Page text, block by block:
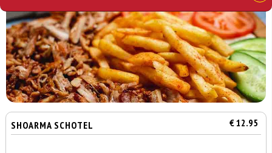
SHOARMA SCHOTEL € 12.95